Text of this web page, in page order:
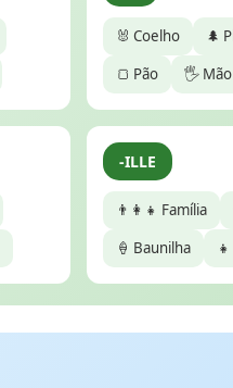
🐰 Coelho
🌲
🍞 Pão
🖐️ Mão
-ILLE
👨‍👩‍👧 Família
🍦 Baunilha